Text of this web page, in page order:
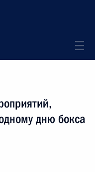
дню бокса